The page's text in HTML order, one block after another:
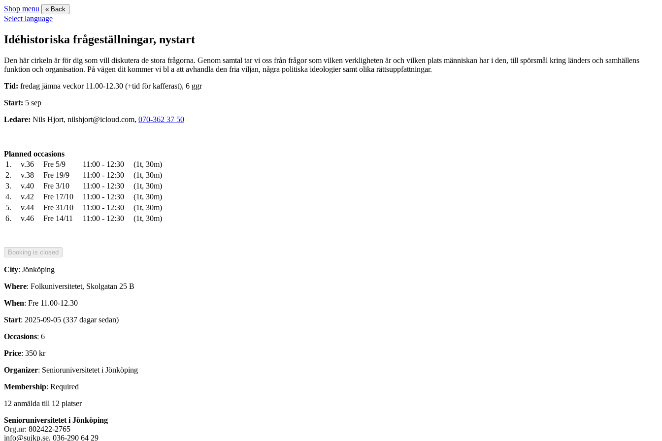
Shop menu « Back
Select language
Idéhistoriska frågeställningar, nystart
Den här cirkeln är för dig som vill diskutera de stora frågorna. Genom samtal tar vi oss från frågor som vilken verkligheten är och vilken plats människan har i den, till spörsmål kring länders och samhällens
funktion och organisation. På vägen dit kommer vi bl a att avhandla den fria viljan, några politiska ideologier samt olika rättsuppfattningar.
Tid: fredag jämna veckor 11.00-12.30 (+tid för kafferast), 6 ggr
Start: 5 sep
Ledare: Nils Hjort, nilshjort@icloud.com, 070-362 37 50
Planned occasions
1.
v.36 Fre 5/9 11:00 - 12:30
(1t, 30m)
2.
v.38 Fre 19/9 11:00 - 12:30
(1t, 30m)
3.
v.40 Fre 3/10 11:00 - 12:30
(1t, 30m)
4.
v.42 Fre 17/10 11:00 - 12:30
(1t, 30m)
5.
v.44 Fre 31/10 11:00 - 12:30
(1t, 30m)
6.
v.46 Fre 14/11 11:00 - 12:30 (1t, 30m)
City: Jönköping
Where: Folkuniversitetet, Skolgatan 25 B
When: Fre 11.00-12.30
Start: 2025-09-05 (337 dagar sedan)
Occasions: 6
Price: 350 kr
Organizer: Senioruniversitetet i Jönköping
Membership: Required
12 anmälda till 12 platser
Senioruniversitetet i Jönköping
Org.nr: 802422-2765
info@sujkp.se, 036-290 64 29